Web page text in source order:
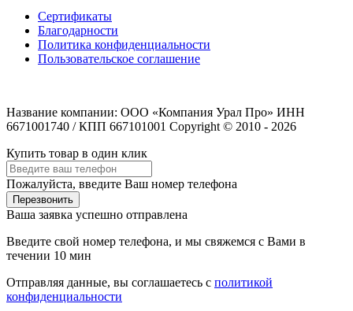
Сертификаты
Благодарности
Политика конфиденциальности
Пользовательское соглашение
Название компании: ООО «Компания Урал Про» ИНН
6671001740 / КПП 667101001 Copyright © 2010 - 2026
Купить товар в один клик
Пожалуйста, введите Ваш номер телефона
Перезвонить
Ваша заявка успешно отправлена
Введите свой номер телефона, и мы свяжемся с Вами в
течении 10 мин
Отправляя данные, вы соглашаетесь с политикой
конфиденциальности